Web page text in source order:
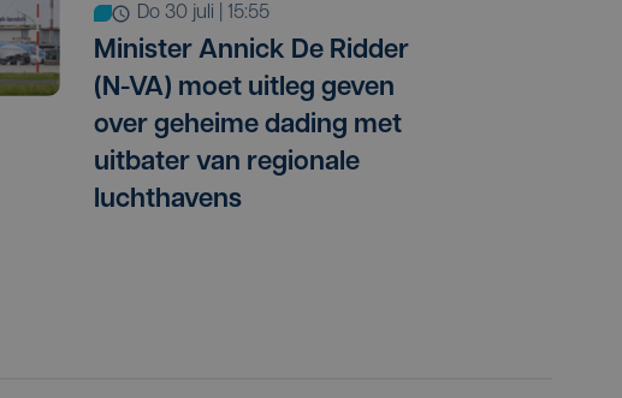
do 30 juli | 15:55
Minister Annick De Ridder
(N-VA) moet uitleg geven
over geheime dading met
uitbater van regionale
luchthavens